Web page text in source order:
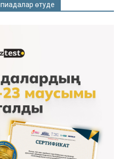
өтуде